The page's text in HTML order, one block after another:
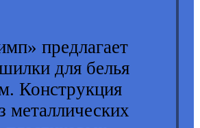
предлагает
для белья
Конструкция
металлических